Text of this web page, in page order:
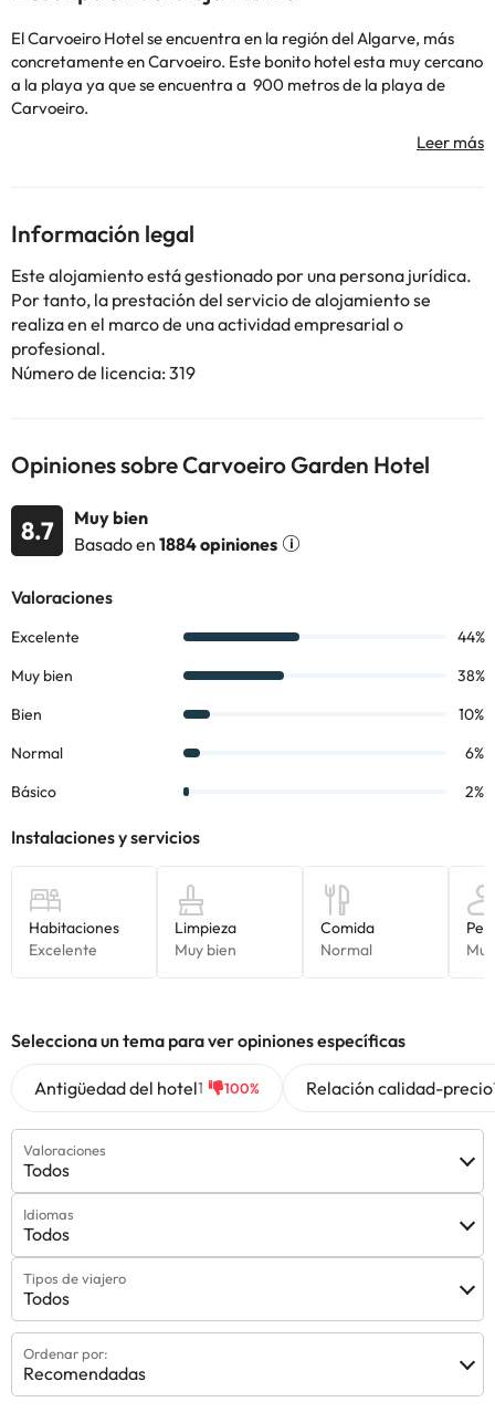
El Carvoeiro Hotel se encuentra en la región del Algarve, más
concretamente en Carvoeiro. Este bonito hotel esta muy cercano
a la playa ya que se encuentra a 900 metros de la playa de
Carvoeiro.
Las infraestructuras del hotel son modernas, en las cuales
tiene piscina, sala de eventos y bar & restaurante. La piscina,
disfrutar de un muy buen ambiente.
Los alrededores son ideales para practicar golf y en el hotel se
puede jugar al tenis y al billar. También hay servicio de alquiler de
coches. El Carvoeiro Hotel se encuentra a 1,3 km del Algar Seco,
en Carvoeiro, y a 4,2 km de la playa de Benagil. El aeropuerto de
Faro, ubicado a 45 km, es el más cercano.
Algunos de los servicios detallados pueden ser de pago. Puedes
información de esta ficha está sujeta a cambios por parte del
alojamiento. Si tienes dudas, contáctanos.
Información legal
Este alojamiento está gestionado por una persona jurídica.
Por tanto, la prestación del servicio de alojamiento se
realiza en el marco de una actividad empresarial o
profesional.
Número de licencia: 319
Opiniones sobre Carvoeiro Garden Hotel
8.7
Muy bien
Basado en 1884 opiniones
Selecciona un tema para ver opiniones específicas
Antigüedad del hotel1 100% Relación calidad-precio
Valoraciones
Todos
Idiomas
Todos
Tipos de viajero
Todos
Ordenar por:
Recomendadas